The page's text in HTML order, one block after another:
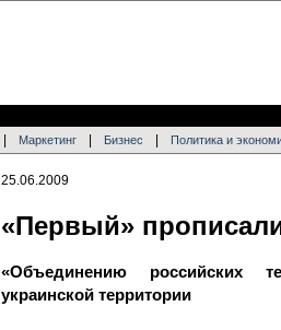
Маркетинг Бизнес Политика и
25.06.2009
«Первый»
«Объединению российских
украинской территории